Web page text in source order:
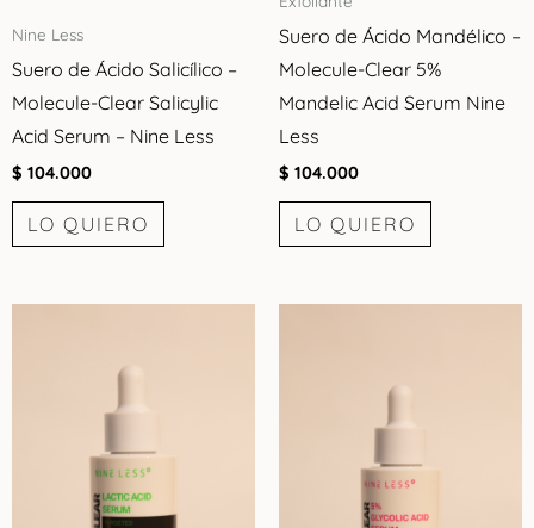
Nine Less
Suero de Ácido Salicílico –
Molecule-Clear Salicylic
Acid Serum – Nine Less
$ 104.000
LO QUIERO
Suero de Ácido Mandélico –
Molecule-Clear 5%
Mandelic Acid Serum Nine
Less
$ 104.000
LO QUIERO